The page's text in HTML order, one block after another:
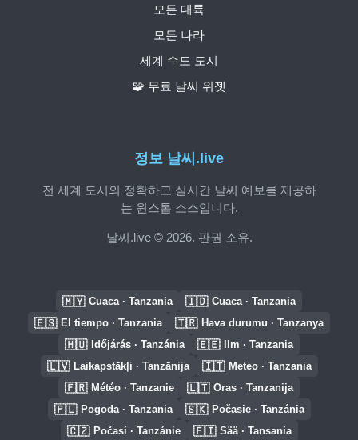
정보 날씨.live
전 세계 도시의 정확하고 실시간 날씨 예보를 제공하
는 원스톱 소스입니다.
날씨.live © 2026. 판권 소유.
모든 대륙
모든 나라
세계 수도 도시
🧩 무료 날씨 위젯
🇲🇾 Cuaca · Tanzania 🇮🇩 Cuaca · Tanzania
🇪🇸 El tiempo · Tanzania 🇹🇷 Hava durumu · Tanzanya
🇭🇺 Időjárás · Tanzánia 🇪🇪 Ilm · Tanzania
🇱🇻 Laikapstākļi · Tanzānija 🇮🇹 Meteo · Tanzania
🇫🇷 Météo · Tanzanie 🇱🇹 Oras · Tanzanija
🇵🇱 Pogoda · Tanzania 🇸🇰 Počasie · Tanzánia
🇨🇿 Počasí · Tanzánie 🇫🇮 Sää · Tansania